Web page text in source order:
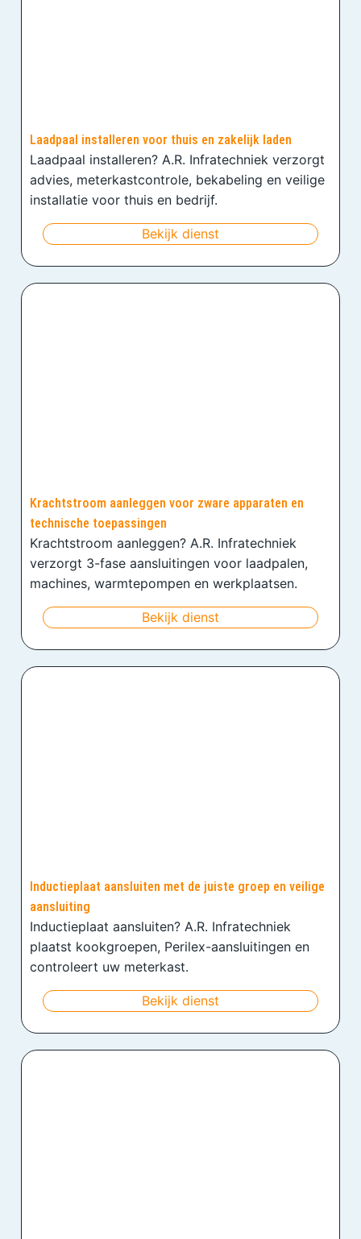
Laadpaal installeren voor thuis en zakelijk laden
Laadpaal installeren? A.R. Infratechniek verzorgt
advies, meterkastcontrole, bekabeling en veilige
installatie voor thuis en bedrijf.
Bekijk dienst
Krachtstroom aanleggen voor zware apparaten en
technische toepassingen
Krachtstroom aanleggen? A.R. Infratechniek
verzorgt 3-fase aansluitingen voor laadpalen,
machines, warmtepompen en werkplaatsen.
Bekijk dienst
Inductieplaat aansluiten met de juiste groep en veilige
aansluiting
Inductieplaat aansluiten? A.R. Infratechniek
plaatst kookgroepen, Perilex-aansluitingen en
controleert uw meterkast.
Bekijk dienst